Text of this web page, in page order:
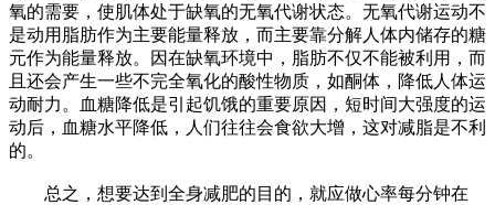
氧的需要，使肌体处于缺氧的无氧代谢状态。无氧代谢运动不
是动用脂肪作为主要能量释放，而主要靠分解人体内储存的糖
元作为能量释放。因在缺氧环境中，脂肪不仅不能被利用，而
且还会产生一些不完全氧化的酸性物质，如酮体，降低人体运
动耐力。血糖降低是引起饥饿的重要原因，短时间大强度的运
动后，血糖水平降低，人们往往会食欲大增，这对减脂是不利
的。
总之，想要达到全身减肥的目的，就应做心率每分钟在